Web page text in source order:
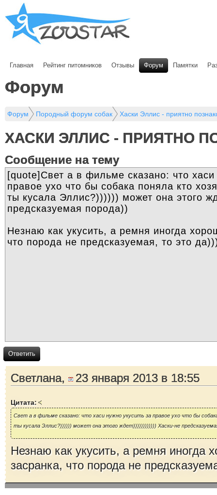
Главная Рейтинг питомников Отзывы Форум Памятки
Форум
Форум Породный форум собак Хаски Эллис - приятно
ХАСКИ ЭЛЛИС - ПРИЯТНО
Cообщение на тему
Ответить
Светлана, 23 января 2013 в 18:55
Цитата:
Свет а в фильме сказано: что хаси нужно укусить за правое ухо что бы
ты кусала Эллис?)))))) может она этого ждет)))))))))))) Хаски-не
Незнаю как укусить, а ремня иногда
засранка, что порода не